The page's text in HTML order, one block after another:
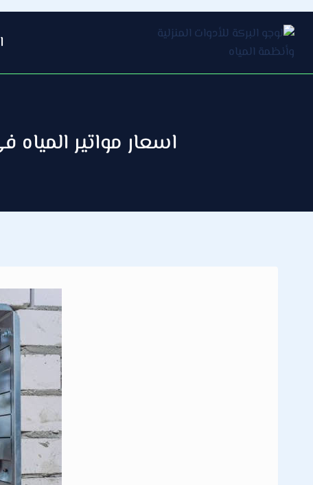
التجاوز
المحتوى
اسعار مواتير المياه في الكويت / 66610692 /